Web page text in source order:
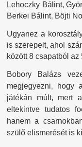
Lehoczky Bálint,
Berkei Bálint, Böjti
Ugyanez a
is szerepelt, ahol
között 8 csapatból az
Bobory Balázs
megjegyezni, hogy
játékán múlt, mert
eltekintve tudatos
hanem a
szülő elismerését is